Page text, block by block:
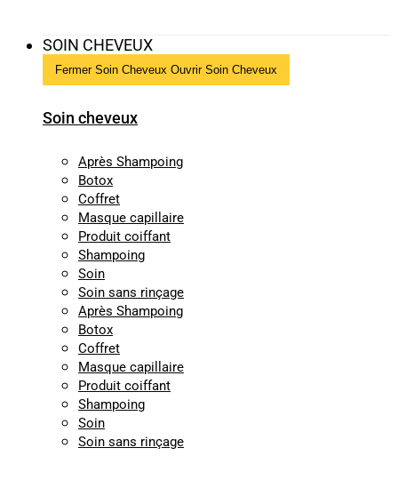
SOIN CHEVEUX
Fermer Soin Cheveux Ouvrir Soin Cheveux
Soin cheveux
Après Shampoing
Botox
Coffret
Masque capillaire
Produit coiffant
Shampoing
Soin
Soin sans rinçage
Après Shampoing
Botox
Coffret
Masque capillaire
Produit coiffant
Shampoing
Soin
Soin sans rinçage